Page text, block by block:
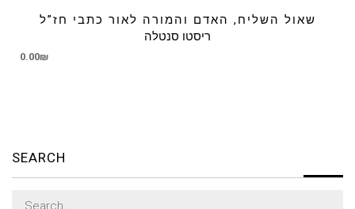
שאול השליח, האדם והמורה לאור כתבי חז”ל
ריסטו סנטלה
0.00₪
SEARCH
Search